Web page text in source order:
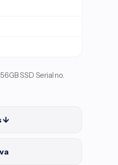
SSD Serial no.
↓